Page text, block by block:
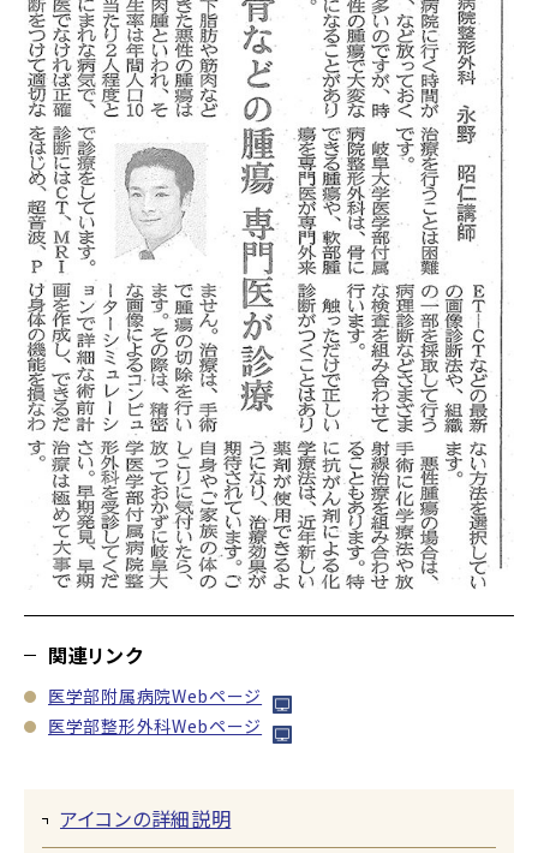
関連リンク
医学部附属病院Webページ
医学部整形外科Webページ
アイコンの詳細説明